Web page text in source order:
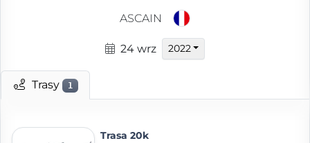
ASCAIN
24 wrz 2022
Trasy 1
Trasa 20k